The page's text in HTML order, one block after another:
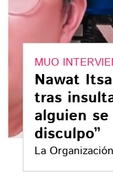
MUO
Nawat
tras
alguien
disculpo”
La
anunció